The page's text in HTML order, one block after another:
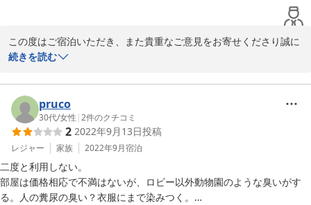
この度はご宿泊いただき、また貴重なご意見をお寄せくださり誠に
ありがとうございます。
大変嬉しく存じます。
一方で、寝具のご用意に関しましてご不便をおかけし誠に申し訳ご
ざいませんでした。
いただいたご意見を真摯に受け止め、今後の改善に努めてまいりま
す。
2025-10-22
続きを読む
pruco
30代/女性 |2件のクチコミ
2 2022年9月13日投稿
レジャー 家族 2022年9月宿泊
二度と利用しない。
部屋は価格相応で不満はないが、ロビー以外動物園のような臭いがす
る。人の糞尿の臭い？衣服にまで染みつく。